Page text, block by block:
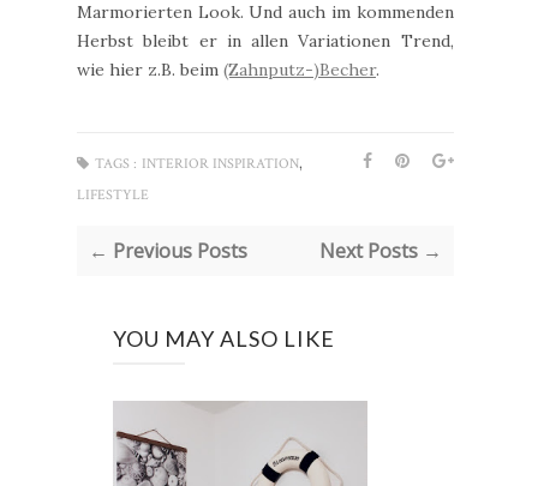
Marmorierten Look. Und auch im kommenden
Herbst bleibt er in allen Variationen Trend,
wie hier z.B. beim (Zahnputz-)Becher.
TAGS : INTERIOR INSPIRATION,
LIFESTYLE
← Previous Posts Next Posts →
YOU MAY ALSO LIKE